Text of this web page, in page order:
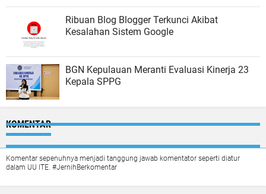
Ribuan Blog Blogger Terkunci Akibat
Kesalahan Sistem Google
BGN Kepulauan Meranti Evaluasi Kinerja 23
Kepala SPPG
KOMENTAR
Komentar sepenuhnya menjadi tanggung jawab komentator seperti diatur
dalam UU ITE. #JernihBerkomentar